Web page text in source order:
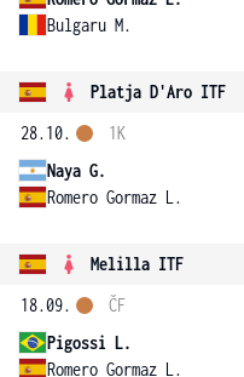
Bulgaru M.
Platja D'Aro ITF
28.10.
Naya G.
Romero Gormaz L.
1K
Melilla ITF
18.09.
Pigossi L.
Romero Gormaz L.
ČF